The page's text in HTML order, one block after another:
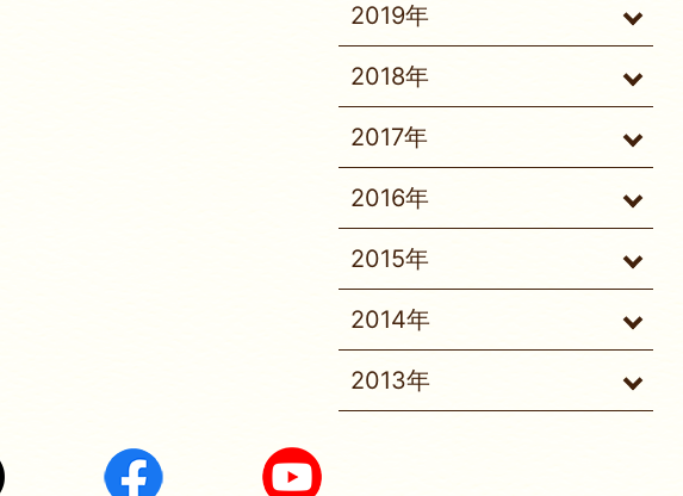
2019年
2018年
2017年
2016年
2015年
2014年
2013年